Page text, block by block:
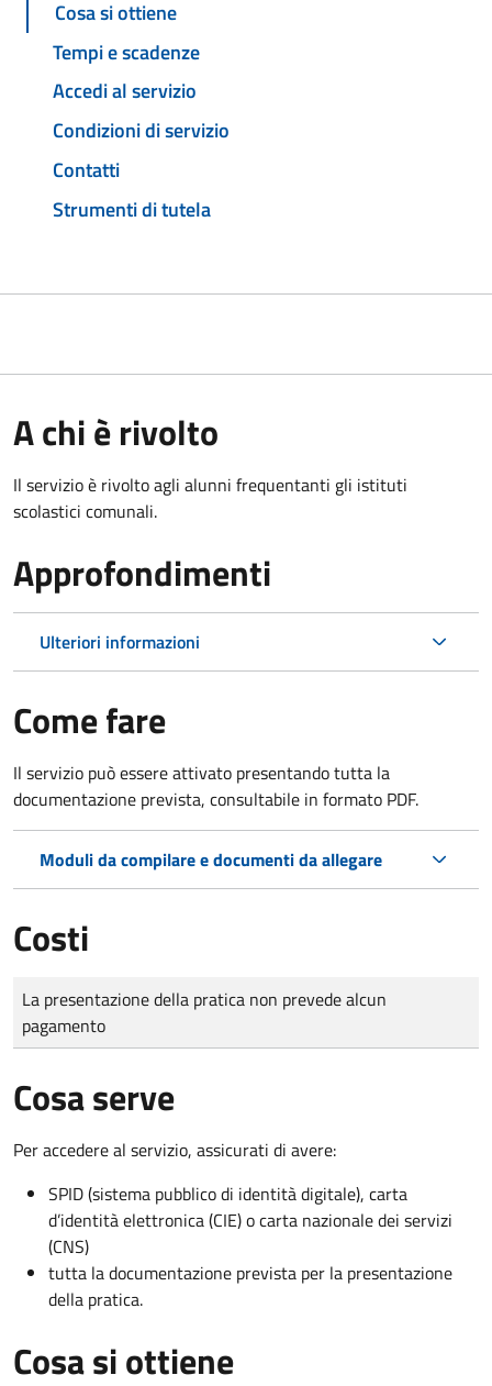
Cosa si ottiene
Tempi e scadenze
Accedi al servizio
Condizioni di servizio
Contatti
Strumenti di tutela
A chi è rivolto
Il servizio è rivolto agli alunni frequentanti gli istituti
scolastici comunali.
Approfondimenti
Ulteriori informazioni
Come fare
Il servizio può essere attivato presentando tutta la
documentazione prevista, consultabile in formato PDF.
Moduli da compilare e documenti da allegare
Costi
Tipo di pagamento
Importo
La presentazione della pratica non prevede alcun
pagamento
Cosa serve
Per accedere al servizio, assicurati di avere:
SPID (sistema pubblico di identità digitale), carta
d’identità elettronica (CIE) o carta nazionale dei servizi
(CNS)
tutta la documentazione prevista per la presentazione
della pratica.
Cosa si ottiene